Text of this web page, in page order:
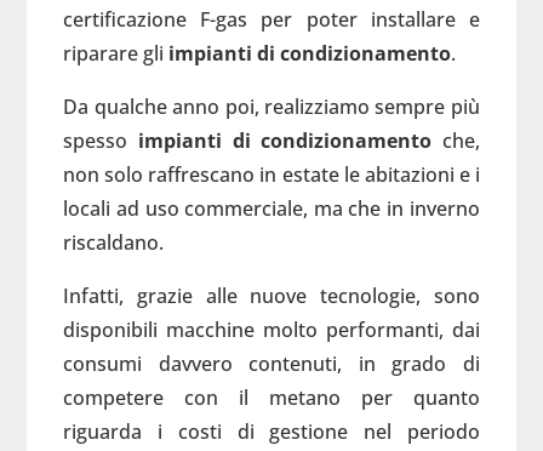
certificazione F-gas per poter installare e
ripararegli impianti di condizionamento.
Da qualche anno poi, realizziamo sempre più
spesso impianti di condizionamento che,
non solo raffrescano in estate le abitazioni e i
locali ad uso commerciale, ma che in inverno
riscaldano.
Infatti, grazie alle nuove tecnologie, sono
disponibili macchine molto performanti, dai
consumi davvero contenuti, in grado di
competere con il metano per quanto
riguarda i costi di gestione nel periodo